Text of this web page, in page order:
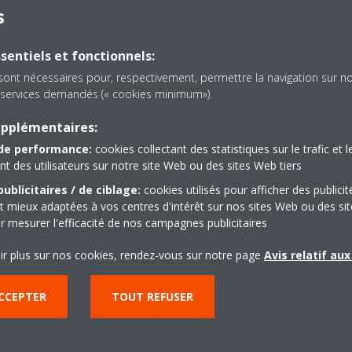
de conserver vos radiateurs existants. Une fois en
de la méthode de chauffe la plus rentable
donné : la chaudière au gaz ou la PAC.
des panneaux solaires !
la plus verte possible ? Combinez dans ce cas votre
Les pompes à chaleur puisent 75 % de leur énergie
restants sous forme électrique. En installant des
produisez donc de l’électricité verte et durable pour
respectueuse de l’environnement, mais aussi meilleure
et fonctionnels:
nécessaires pour, respectivement, permettre la navigation sur
demandés (« cookies minimum»).
performance: cookies collectant des statistiques sur le trafic et
des utilisateurs sur notre site Web ou des sites Web tiers
/ de ciblage: cookies utilisés pour afficher des
mieux adaptées à vos centres d'intérêt sur nos sites Web ou des
mesurer l'efficacité de nos campagnes publicitaires
plus sur nos cookies, rendez-vous sur notre page Avis relatif
TOUT REFUSER